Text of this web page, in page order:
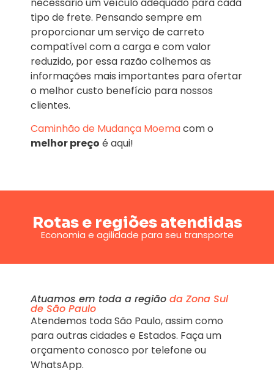
tipo de frete. Pensando sempre em
proporcionar um serviço de carreto
compatível com a carga e com valor
reduzido, por essa razão colhemos as
informações mais importantes para ofertar
o melhor custo benefício para nossos
clientes.
Caminhão de Mudança Moemacom o
melhor preço é aqui!
Rotas e regiões atendidas
Economia e agilidade para seu transporte
Atuamos em toda a região da Zona Sul
de São Paulo
Atendemos toda São Paulo, assim como
para outras cidades e Estados. Faça um
orçamento conosco por telefone ou
WhatsApp.